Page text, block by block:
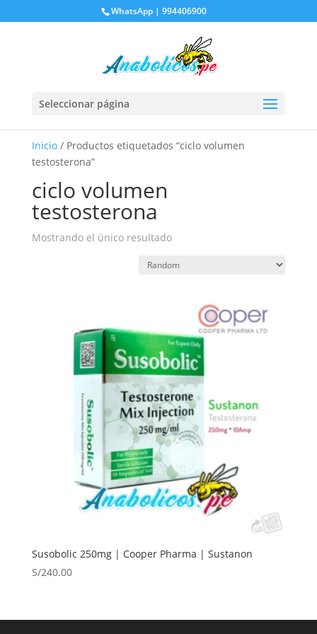
WhatsApp | 994406900
Seleccionar página
Inicio/ Productos etiquetados “ciclo volumen
testosterona”
ciclo volumen
testosterona
Mostrando el único resultado
Susobolic 250mg | Cooper Pharma | Sustanon
S/240.00